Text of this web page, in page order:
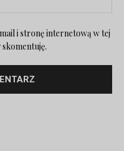
i stronę internetową w tej